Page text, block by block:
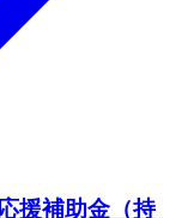
援補助金（持